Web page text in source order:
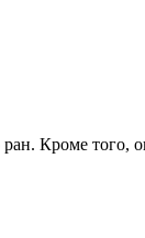
Кроме того,